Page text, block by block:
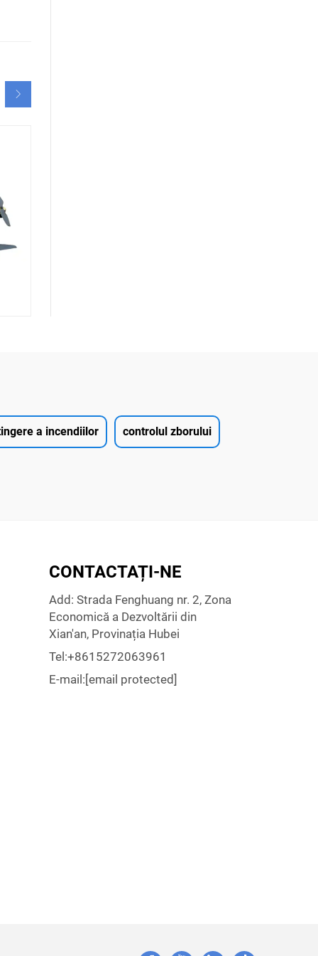
a incendiilor controlul zborului
CONTACTAȚI-NE
Add: Strada Fenghuang nr. 2, Zona
Economică a Dezvoltării din
Xian'an, Provinația Hubei
Tel:+8615272063961
E-mail:[email protected]